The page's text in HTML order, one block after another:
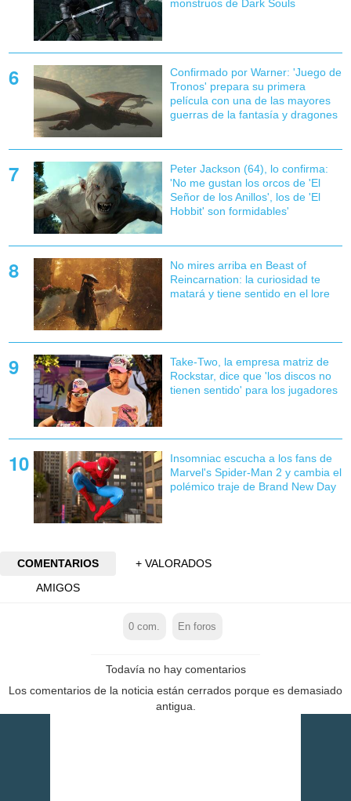
monstruos de Dark Souls
Confirmado por Warner: 'Juego de
Tronos' prepara su primera
película con una de las mayores
guerras de la fantasía y dragones
Peter Jackson (64), lo confirma:
'No me gustan los orcos de 'El
Señor de los Anillos', los de 'El
Hobbit' son formidables'
No mires arriba en Beast of
Reincarnation: la curiosidad te
matará y tiene sentido en el lore
Take-Two, la empresa matriz de
Rockstar, dice que 'los discos no
tienen sentido' para los jugadores
Insomniac escucha a los fans de
Marvel's Spider-Man 2 y cambia el
polémico traje de Brand New Day
COMENTARIOS
+ VALORADOS
AMIGOS
0 com. En foros
Todavía no hay comentarios
Los comentarios de la noticia están cerrados porque es demasiado
antigua.